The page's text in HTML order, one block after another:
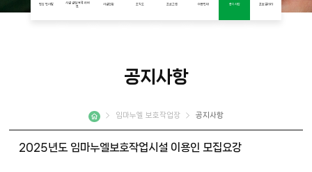
원장 인사말
시설 설립 목적과 비
전
시설현황 조직도 프로그램 이용안내 공지사항 포토갤러리
공지사항
임마누엘 보호작업장 공지사항
2025년도 임마누엘보호작업시설 이용인 모집요강